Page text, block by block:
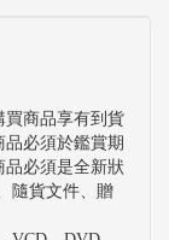
買商品享有到貨
必須於鑑賞期
品必須是全新狀
隨貨文件、贈